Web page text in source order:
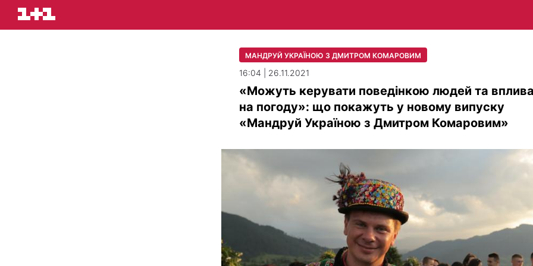
МАНДРУЙ УКРАЇНОЮ З ДМИТРОМ КОМАРОВИМ
16:04 | 26.11.2021
«Можуть керувати поведінкою людей та
на погоду»: що покажуть у новому випуску
«Мандруй Україною з Дмитром Комаровим»